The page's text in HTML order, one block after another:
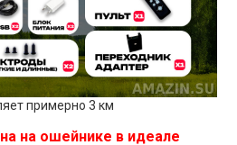
примерно 3 км
на ошейнике в идеале